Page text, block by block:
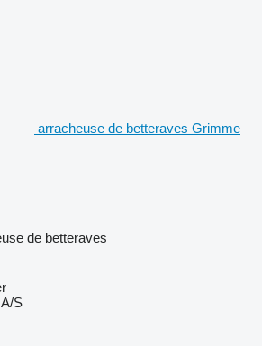
arracheuse de betteraves Grimme
de betteraves
S